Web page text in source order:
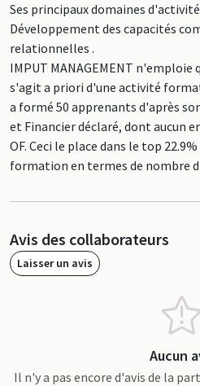
Ses principaux domaines
Développement des capacités
relationnelles .
IMPUT MANAGEMENT
s'agit a priori d'une activité
a formé 50 apprenants d'après
et Financier déclaré, dont aucun
OF. Ceci le place dans le top
formation en termes de nombre
Avis des collaborateurs
Laisser un avis
Aucun
Il n'y a pas encore d'avis de la